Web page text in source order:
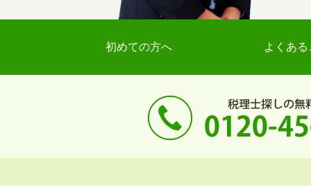
初めての方へ よくあ